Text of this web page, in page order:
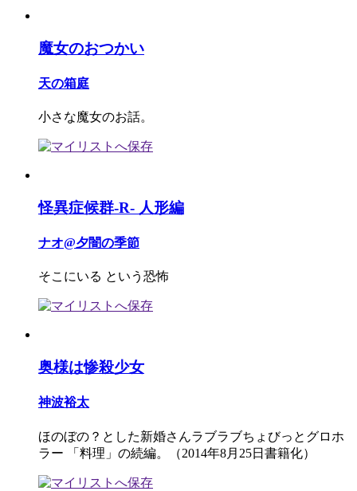
魔女のおつかい
天の箱庭
小さな魔女のお話。
怪異症候群-R- 人形編
ナオ@夕闇の季節
そこにいる という恐怖
奥様は惨殺少女
神波裕太
ほのぼの？とした新婚さんラブラブちょびっとグロホ
ラー 「料理」の続編。（2014年8月25日書籍化）